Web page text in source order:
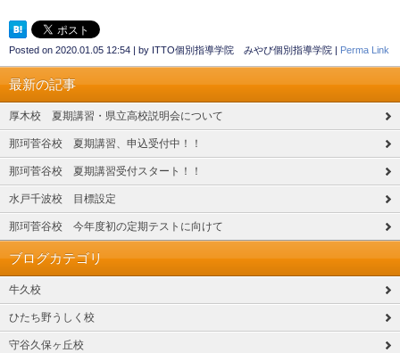
Posted on 2020.01.05 12:54 by ITTO個別指導学院 みやび個別指導学院 Perma Link
最新の記事
厚木校 夏期講習・県立高校説明会について
那珂菅谷校 夏期講習、申込受付中！！
那珂菅谷校 夏期講習受付スタート！！
水戸千波校 目標設定
那珂菅谷校 今年度初の定期テストに向けて
ブログカテゴリ
牛久校
ひたち野うしく校
守谷久保ヶ丘校